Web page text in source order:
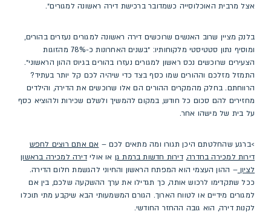
אצל מרבית האוכלוסייה כשמדובר ברכישת דירה ראשונה למגורים״.
בלנק מציין שרוב האנשים שרוכשים דירה ראשונה למגורים נעזרים בהורים,
ומוסיף נתון סטטיסטי מלקוחותיו: ״בשנים האחרונות כ-78% מהזוגות
הצעירים שרוכשים נכס ראשון למגורים נעזרו בהורים בגיוס ההון הראשוני״.
התמזל מזלכם וההורים שמו כסף בצד כדי שיהיה לכם קל יותר בעתיד?
הרווחתם. בחלק מהמקרים ההורים הם אלו שרוכשים את הדירה, והילדים
מחזירים להם סכום כל חודש, במקום להמשיך ולשלם שכירות ולהוציא כסף
על בית של מישהו אחר.
>ברגע שהחלטתם היכן תגורו ומה מתאים לכם – אם אתם רוצים לחפש
דירות למכירה בחדרה,דירות חדשות ברמת גן או אולידירה למכירה בראשון
לציון– ההון העצמי הוא המפתח הראשון והחיוני להגשמת חלום הדירה.
ככל שתקדימו לרכוש אותה, כך תגדילו את ערך ההשקעה שלכם, בין אם
למגורים מידיים או לטווח הארוך. הגורם המשמעותי הבא שיקבע מתי תוכלו
לקנות דירה, הוא גובה ההחזר החודשי.